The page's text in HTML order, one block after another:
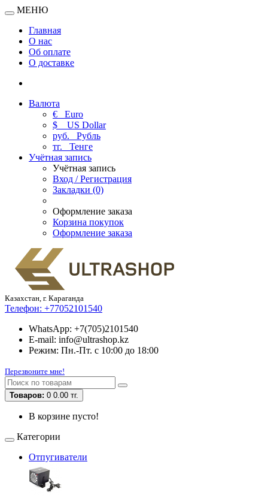
МЕНЮ
Главная
О нас
Об оплате
О доставке
Валюта
€ Euro
$
US Dollar
руб. Рубль
тг. Тенге
Учётная запись
Учётная запись
Вход / Регистрация
Закладки (0)
Оформление заказа
Корзина покупок
Оформление заказа
Казахстан, г. Караганда
Телефон: +77052101540
WhatsApp: +7(705)2101540
E-mail: info@ultrashop.kz
Режим: Пн.-Пт. с 10:00 до 18:00
Перезвоните мне!
Товаров: 0 0.00 тг.
В корзине пусто!
Категории
Отпугиватели